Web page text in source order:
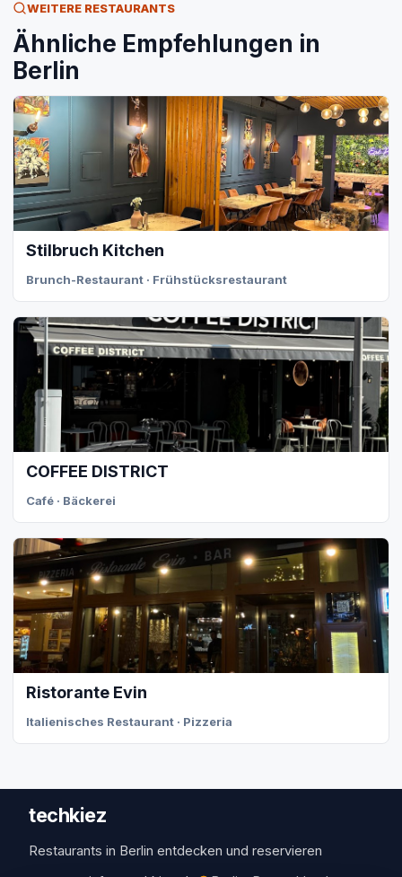
WEITERE RESTAURANTS
Ähnliche Empfehlungen in
Berlin
Stilbruch Kitchen
Brunch-Restaurant · Frühstücksrestaurant
COFFEE DISTRICT
Café · Bäckerei
Ristorante Evin
Italienisches Restaurant · Pizzeria
techkiez
Restaurants in Berlin entdecken und reservieren